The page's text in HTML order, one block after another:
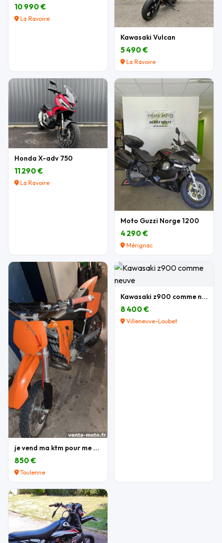
10 990 €
La Ravoire
Kawasaki Vulcan
5 490 €
La Ravoire
Honda X-adv 750
11 290 €
La Ravoire
Moto Guzzi Norge 1200
4 290 €
Mérignac
je vend ma ktm pour me acheter une autre moto
850 €
Toulenne
Kawasaki z900 comme neuve
8 400 €
Villeneuve-Loubet